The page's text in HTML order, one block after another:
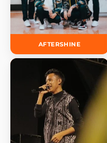
AFTERSHINE